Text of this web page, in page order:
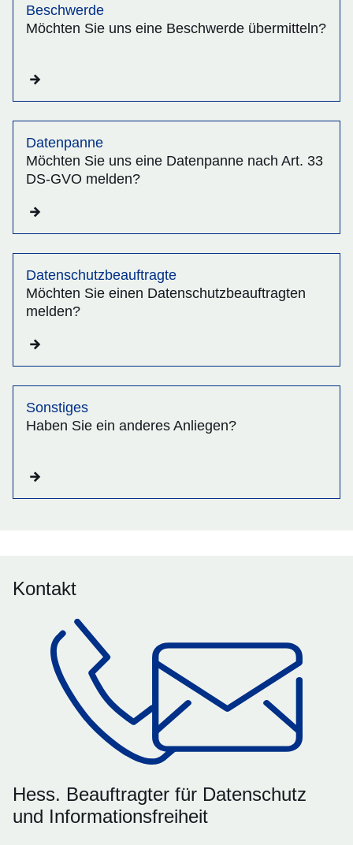
Beschwerde
Möchten Sie uns eine Beschwerde übermitteln?
Datenpanne
Möchten Sie uns eine Datenpanne nach Art. 33
DS-GVO melden?
Datenschutzbeauftragte
Möchten Sie einen Datenschutzbeauftragten
melden?
Sonstiges
Haben Sie ein anderes Anliegen?
Kontakt
Hess. Beauftragter für Datenschutz
und Informationsfreiheit